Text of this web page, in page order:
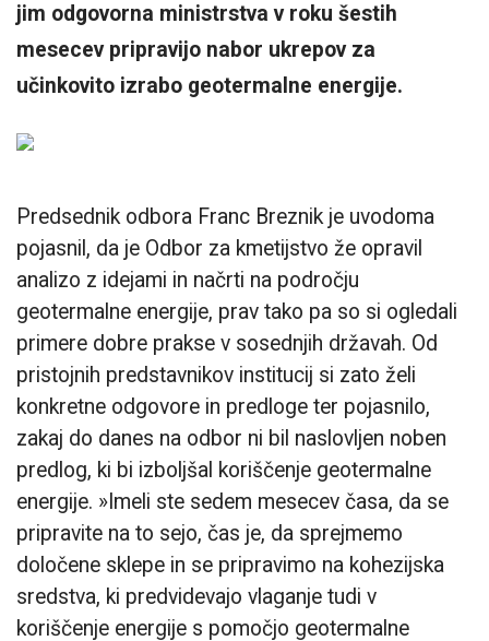
jim odgovorna ministrstva v roku šestih
mesecev pripravijo nabor ukrepov za
učinkovito izrabo geotermalne energije.
Predsednik odbora Franc Breznik je uvodoma
pojasnil, da je Odbor za kmetijstvo že opravil
analizo z idejami in načrti na področju
geotermalne energije, prav tako pa so si ogledali
primere dobre prakse v sosednjih državah. Od
pristojnih predstavnikov institucij si zato želi
konkretne odgovore in predloge ter pojasnilo,
zakaj do danes na odbor ni bil naslovljen noben
predlog, ki bi izboljšal koriščenje geotermalne
energije. »Imeli ste sedem mesecev časa, da se
pripravite na to sejo, čas je, da sprejmemo
določene sklepe in se pripravimo na kohezijska
sredstva, ki predvidevajo vlaganje tudi v
koriščenje energije s pomočjo geotermalne